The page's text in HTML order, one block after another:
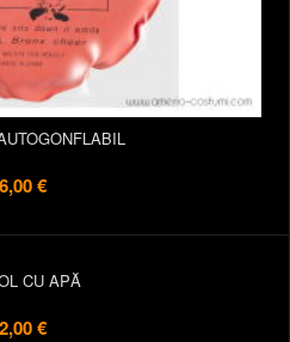
6,00 €
CU APĂ
2,00 €